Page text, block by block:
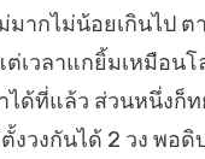
มากไม่น้อยเกินไป
เวลาแกยิ้มเหมือน
ด้ที่แล้ว ส่วนหนึ่งก็
วงกันได้ 2 วง พอ